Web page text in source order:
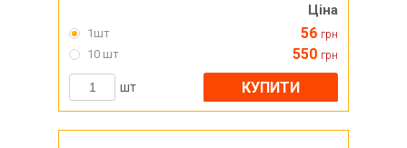
Ціна
1шт 56 грн
10 шт 550 грн
шт КУПИТИ